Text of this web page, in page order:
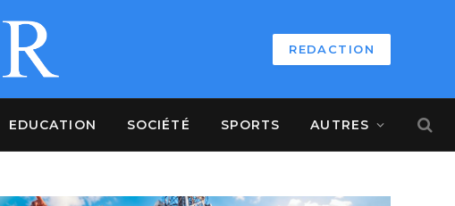
REDACTION
EDUCATION SOCIÉTÉ SPORTS AUTRES